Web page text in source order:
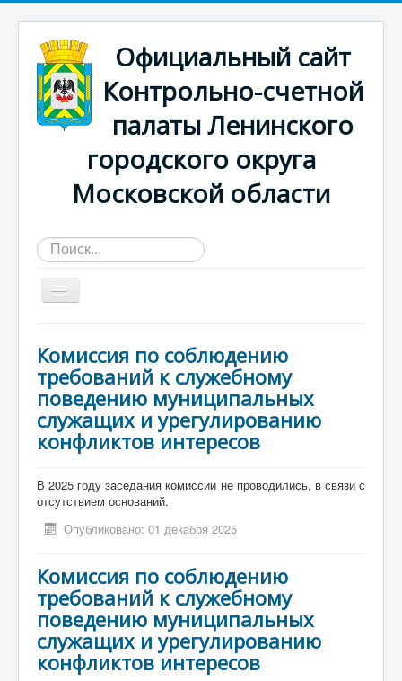
Официальный сайт
Контрольно-счетной
палаты Ленинского
городского округа
Московской области
Искать...
О КСП
Деятельность счетной палаты
Противодействие коррупции
Новости
Контакты
Комиссия по соблюдению
требований к служебному
поведению муниципальных
служащих и урегулированию
конфликтов интересов
В 2025 году заседания комиссии не проводились, в связи с
отсутствием оснований.
Опубликовано: 01 декабря 2025
Комиссия по соблюдению
требований к служебному
поведению муниципальных
служащих и урегулированию
конфликтов интересов